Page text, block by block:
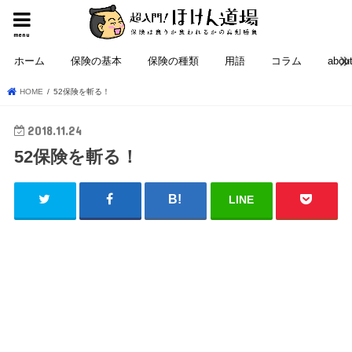
menu
ホーム 保険の基本 保険の種類 用語 コラム about
HOME 52保険を斬る！
2018.11.24
52保険を斬る！
LINE